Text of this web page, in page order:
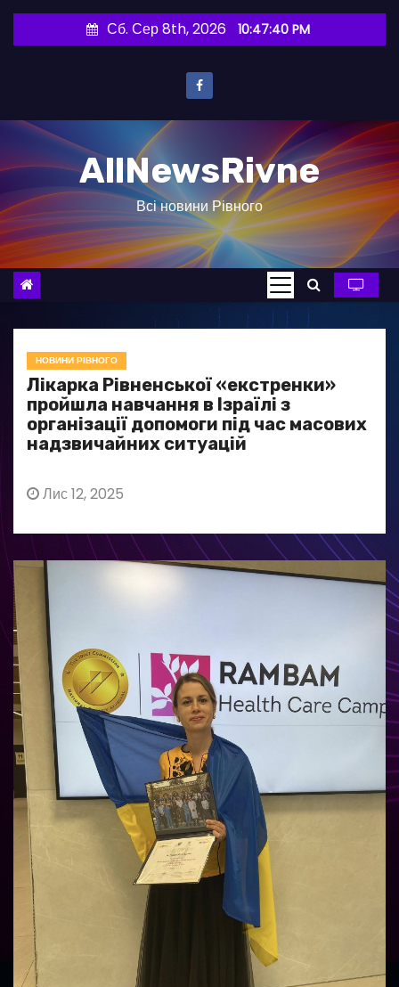
и
о
в
Сб. Сер 8th, 2026 10:47:41 PM
AllNewsRivne
Всі новини Рівного
НОВИНИ РІВНОГО
Лікарка Рівненської «екстренки»
пройшла навчання в Ізраїлі з
організації допомоги під час масових
надзвичайних ситуацій
Лис 12, 2025